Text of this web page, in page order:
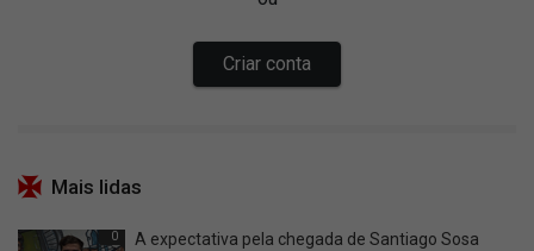
Mais lidas
0 A expectativa pela chegada de Santiago Sosa